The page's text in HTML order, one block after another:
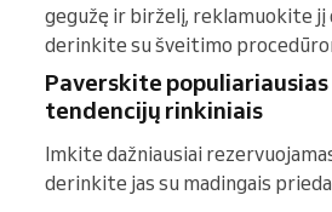
gegužę ir birželį, reklamuokite jį
derinkite su šveitimo
Paverskite
tendencijų rinkiniais
Imkite dažniausiai
derinkite jas su madingais